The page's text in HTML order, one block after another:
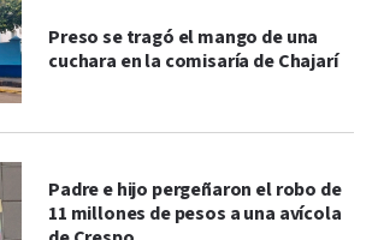
Preso se tragó el mango de una
cuchara en la comisaría de Chajarí
Padre e hijo pergeñaron el robo de
11 millones de pesos a una avícola